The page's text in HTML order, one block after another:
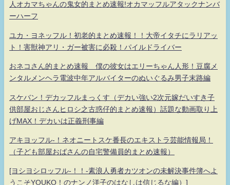
人オカマちゃんの鬼女的まとめ速報!オカマッフルアタックナンバ
ーハーフ
ユカ・ヨネッフル！初老的まとめ速報！！大帝イタチにラリアッ
ト！害獣神アリ・ガー被害に必殺！パイルドライバー
おネコさん的まとめ速報 僕の彼女はエリーちゃん人形！豆腐メ
ンタルメンヘラ電波中年アルバイターのぬいぐるみ男子末路編
スケバン！デカッフルまっくす（デカい強い2次元嫁だいすき子
供部屋おじさんヒロシ之古惑仔的まとめ速報）話題な動画取り上
げMAX！デカいは正義刑事編
アキヨッフル-！ネオニートスケ番長のエキストラ芸能情報局！
（子ども部屋おばさんの自宅警備員的まとめ速報）
[ヨシヨシロッフル-！！-素浪人勇者カツオンの未解決事件簿へよ
うこそYOUKO！のナンノ洋子のはなしは信じるな編）]